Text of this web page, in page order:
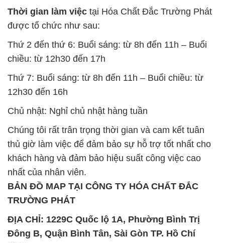
Thời gian làm việc tại Hóa Chất Đắc Trường Phát
được tổ chức như sau:
Thứ 2 đến thứ 6: Buổi sáng: từ 8h đến 11h – Buổi
chiều: từ 12h30 đến 17h
Thứ 7: Buổi sáng: từ 8h đến 11h – Buổi chiều: từ
12h30 đến 16h
Chủ nhật: Nghỉ chủ nhật hàng tuần
Chúng tôi rất trân trọng thời gian và cam kết tuân
thủ giờ làm việc để đảm bảo sự hỗ trợ tốt nhất cho
khách hàng và đảm bảo hiệu suất công việc cao
nhất của nhân viên.
BẢN ĐỒ MAP TẠI CÔNG TY HÓA CHẤT ĐẮC
TRƯỜNG PHÁT
ĐỊA CHỈ: 1229C Quốc lộ 1A, Phường Bình Trị
Đông B, Quận Bình Tân, Sài Gòn TP. Hồ Chí